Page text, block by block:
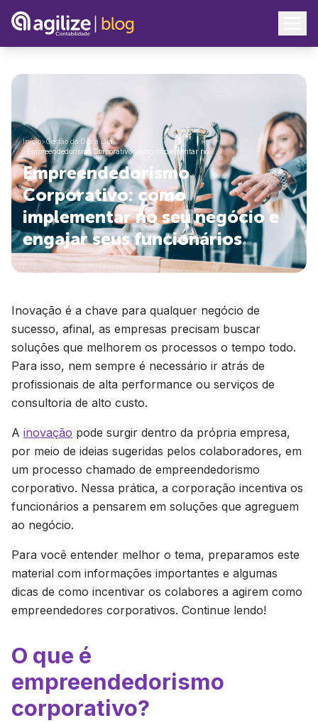
Início>Gestão do Dia a Dia
> Empreendedorismo Corporativo: como implementar no …
Empreendedorismo
Corporativo: como
implementar no seu negócio e
engajar seus funcionários
Inovação é a chave para qualquer negócio de
sucesso, afinal, as empresas precisam buscar
soluções que melhorem os processos o tempo todo.
Para isso, nem sempre é necessário ir atrás de
profissionais de alta performance ou serviços de
consultoria de alto custo.
A inovação pode surgir dentro da própria empresa,
por meio de ideias sugeridas pelos colaboradores, em
um processo chamado de empreendedorismo
corporativo. Nessa prática, a corporação incentiva os
funcionários a pensarem em soluções que agreguem
ao negócio.
Para você entender melhor o tema, preparamos este
material com informações importantes e algumas
dicas de como incentivar os colabores a agirem como
empreendedores corporativos. Continue lendo!
O que é
empreendedorismo
corporativo?